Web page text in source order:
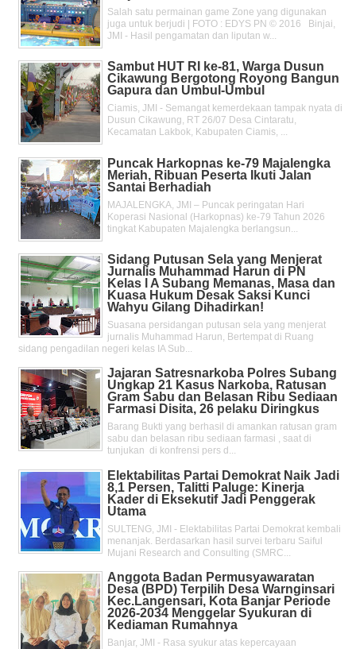
Salah satu permainan game Zone yang digunakan
juga untuk berjudi | FOTO : EDYS PN © 2016 Binjai,
JMI - Hasil pengamatan dan liputan w...
Sambut HUT RI ke-81, Warga Dusun
Cikawung Bergotong Royong Bangun
Gapura dan Umbul-Umbul
Ciamis, JMI - Semangat kemerdekaan tampak nyata di
Dusun Cikawung, RT 26/07 Desa Cintaratu,
Kecamatan Lakbok, Kabupaten Ciamis, ...
Puncak Harkopnas ke-79 Majalengka
Meriah, Ribuan Peserta Ikuti Jalan
Santai Berhadiah
MAJALENGKA, JMI – Puncak peringatan Hari
Koperasi Nasional (Harkopnas) ke-79 Tahun 2026
tingkat Kabupaten Majalengka berlangsun...
Sidang Putusan Sela yang Menjerat
Jurnalis Muhammad Harun di PN
Kelas l A Subang Memanas, Masa dan
Kuasa Hukum Desak Saksi Kunci
Wahyu Gilang Dihadirkan!
Suasana persidangan putusan sela yang menjerat
jurnalis Muhammad Harun, Bertempat di Ruang
sidang pengadilan negeri kelas IA Sub...
Jajaran Satresnarkoba Polres Subang
Ungkap 21 Kasus Narkoba, Ratusan
Gram Sabu dan Belasan Ribu Sediaan
Farmasi Disita, 26 pelaku Diringkus
Barang Bukti yang berhasil di amankan ratusan gram
sabu dan belasan ribu sediaan farmasi , saat di
tunjukan di konfrensi pers d...
Elektabilitas Partai Demokrat Naik Jadi
8,1 Persen, Talitti Paluge: Kinerja
Kader di Eksekutif Jadi Penggerak
Utama
SULTENG, JMI - Elektabilitas Partai Demokrat kembali
menanjak. Berdasarkan hasil survei terbaru Saiful
Mujani Research and Consulting (SMRC...
Anggota Badan Permusyawaratan
Desa (BPD) Terpilih Desa Warnginsari
Kec.Langensari, Kota Banjar Periode
2026-2034 Menggelar Syukuran di
Kediaman Rumahnya
Banjar, JMI - Rasa syukur atas kepercayaan